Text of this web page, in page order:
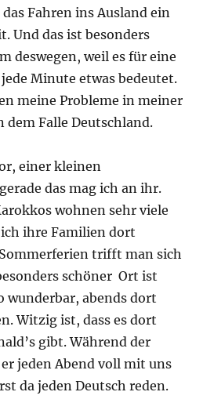
Fahren ins Ausland ein
Und das ist besonders
deswegen, weil es für eine
Minute etwas bedeutet.
meine Probleme in meiner
dem Falle Deutschland.
einer kleinen
das mag ich an ihr.
wohnen sehr viele
ihre Familien dort
trifft man sich
schöner Ort ist
wunderbar, abends dort
Witzig ist, dass es dort
gibt. Während der
jeden Abend voll mit uns
da jeden Deutsch reden.